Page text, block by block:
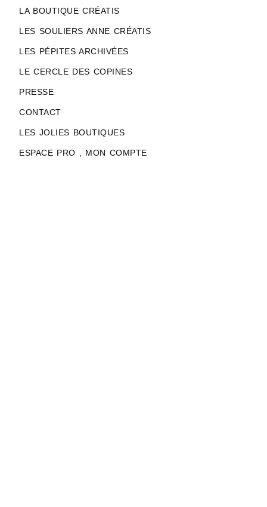
LA BOUTIQUE CRÉATIS
LES SOULIERS ANNE CRÉATIS
LES PÉPITES ARCHIVÉES
LE CERCLE DES COPINES
PRESSE
CONTACT
LES JOLIES BOUTIQUES
ESPACE PRO , MON COMPTE